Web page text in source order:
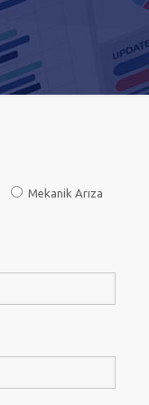
Mekanik Arıza